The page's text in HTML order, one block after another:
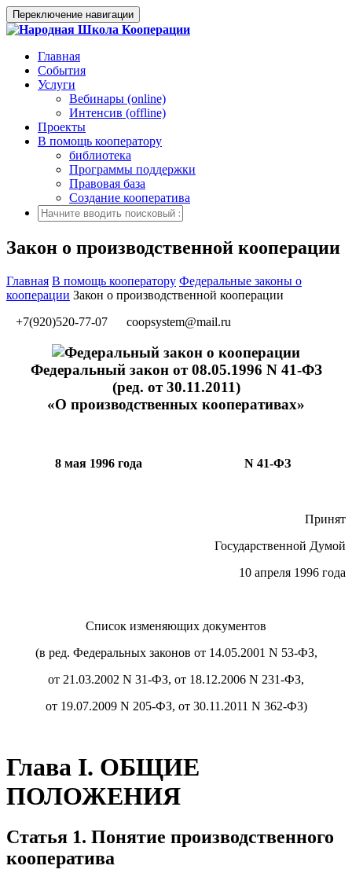
Переключение навигации
Главная
События
Услуги
Вебинары (online)
Интенсив (offline)
Проекты
В помощь кооператору
библиотека
Программы поддержки
Правовая база
Создание кооператива
Закон о производственной кооперации
Главная В помощь кооператору Федеральные законы о
кооперации Закон о производственной кооперации
+7(920)520-77-07
coopsystem@mail.ru
Федеральный закон от 08.05.1996 N 41-ФЗ
(ред. от 30.11.2011)
«О производственных кооперативах»
8 мая 1996 года N 41-ФЗ
Принят
Государственной Думой
10 апреля 1996 года
Список изменяющих документов
(в ред. Федеральных законов от 14.05.2001 N 53-ФЗ,
от 21.03.2002 N 31-ФЗ, от 18.12.2006 N 231-ФЗ,
от 19.07.2009 N 205-ФЗ, от 30.11.2011 N 362-ФЗ)
Глава I. ОБЩИЕ
ПОЛОЖЕНИЯ
Статья 1. Понятие производственного
кооператива